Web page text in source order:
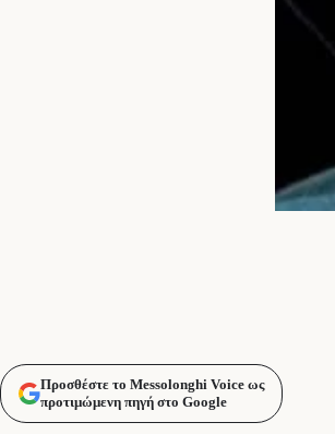
Προσθέστε το Messolonghi Voice ως
προτιμώμενη πηγή στο Google